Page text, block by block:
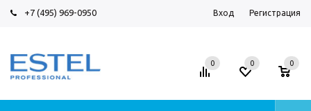
+7 (495) 969-0950 Вход Регистрация
0 0 0